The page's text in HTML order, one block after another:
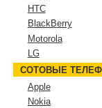
HTC
BlackBerry
Motorola
LG
СОТОВЫЕ
Apple
Nokia